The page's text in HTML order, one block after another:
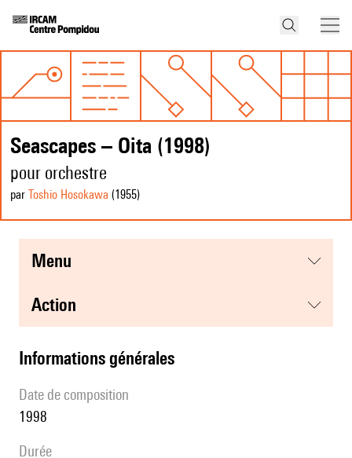
Seascapes – Oita (1998)
pour orchestre
par Toshio Hosokawa (1955)
menu
action
informations générales
date de composition
1998
durée